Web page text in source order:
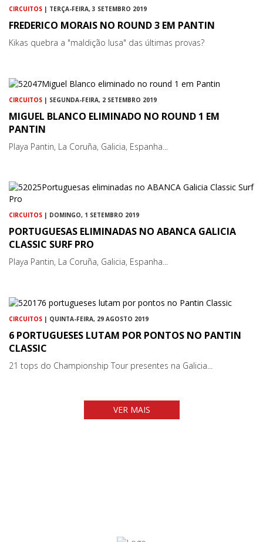
CIRCUITOS | TERÇA-FEIRA, 3 SETEMBRO 2019
FREDERICO MORAIS NO ROUND 3 EM PANTIN
Kikas quebra a "maldição lusa" das últimas provas?
CIRCUITOS | SEGUNDA-FEIRA, 2 SETEMBRO 2019
MIGUEL BLANCO ELIMINADO NO ROUND 1 EM
PANTIN
Playa Pantin, La Coruña, Galicia, Espanha...
CIRCUITOS | DOMINGO, 1 SETEMBRO 2019
PORTUGUESAS ELIMINADAS NO ABANCA GALICIA
CLASSIC SURF PRO
Playa Pantin, La Coruña, Galicia, Espanha...
CIRCUITOS | QUINTA-FEIRA, 29 AGOSTO 2019
6 PORTUGUESES LUTAM POR PONTOS NO PANTIN
CLASSIC
21 tops do Championship Tour presentes na Galicia...
VER MAIS